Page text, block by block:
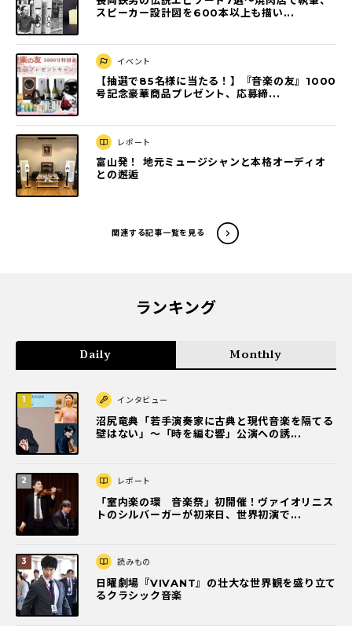
スピーカー設計図を600本以上も描い...
イベント
【抽選で85名様に当たる！】『音楽の友』1000
号記念豪華商品プレゼント、応募締...
レポート
富山発！ 地元ミュージシャンと本格オーディオ
との邂逅
関連する記事一覧を見る
ランキング
Daily Monthly
インタビュー
沼尻竜典「若手演奏家に古典と現代音楽を隔てる
壁はない」～「時を編む響」公演への誘...
レポート
「室内楽の環 音楽祭」初開催！ヴァイオリニス
トのシルバーガーが初来日、世界初演で...
読みもの
日曜劇場『VIVANT』の壮大な世界観を盛り立て
るクラシック音楽